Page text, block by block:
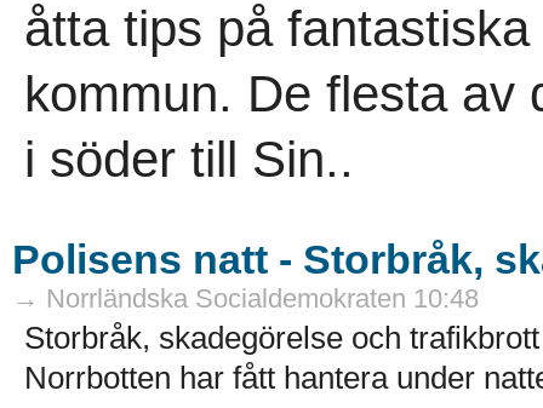
åtta tips på
kommun. De flesta av
i söder till Sin..
Polisens natt - Storbråk,
→ Norrländska Socialdemokraten 10:48
Storbråk, skadegörelse och
Norrbotten har fått hantera under